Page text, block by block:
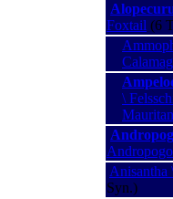
Foxtail (6
\
Anisantha
Syn.)